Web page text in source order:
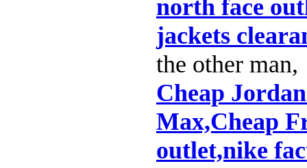
north face
jackets
the other man,
Cheap
Max,Cheap
outlet,nike